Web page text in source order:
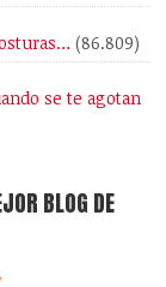
(86.809)
se te agotan
BLOG DE